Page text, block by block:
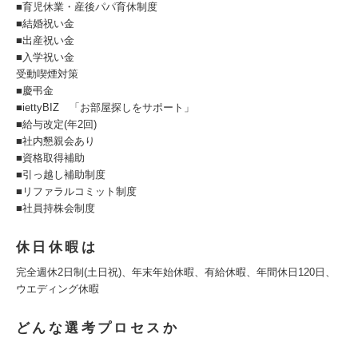
■育児休業・産後パパ育休制度
■結婚祝い金
■出産祝い金
■入学祝い金
受動喫煙対策
■慶弔金
■iettyBIZ 「お部屋探しをサポート」
■給与改定(年2回)
■社内懇親会あり
■資格取得補助
■引っ越し補助制度
■リファラルコミット制度
■社員持株会制度
休日休暇は
完全週休2日制(土日祝)、年末年始休暇、有給休暇、年間休日120日、
ウエディング休暇
どんな選考プロセスか